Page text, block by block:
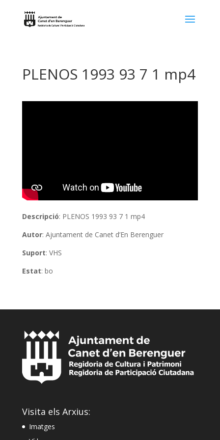
PLENOS 1993 93 7 1 mp4
Descripció: PLENOS 1993 93 7 1 mp4
Autor: Ajuntament de Canet d’En Berenguer
Suport: VHS
Estat: bo
Visita els Arxius:
Imatges